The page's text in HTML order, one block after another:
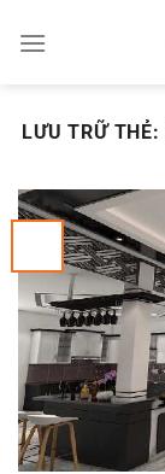
đến
LƯU TRỮ THẺ: